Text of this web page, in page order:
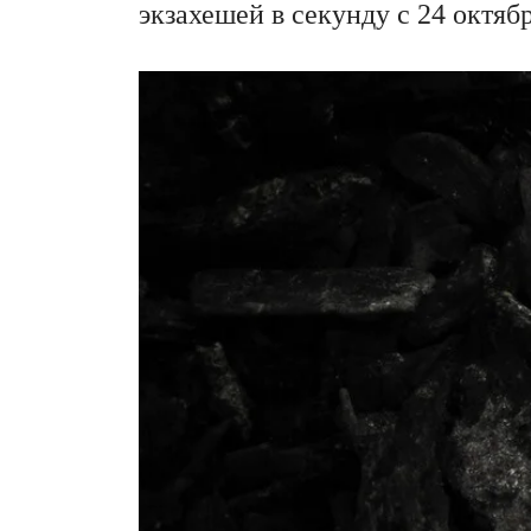
экзахешей в секунду с 24